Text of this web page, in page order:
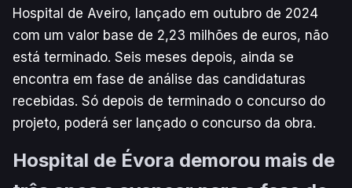
Hospital de Aveiro, lançado em outubro de 2024
com um valor base de 2,23 milhões de euros, não
está terminado. Seis meses depois, ainda se
encontra em fase de análise das candidaturas
recebidas. Só depois de terminado o concurso do
projeto, poderá ser lançado o concurso da obra.
Hospital de Évora demorou mais de